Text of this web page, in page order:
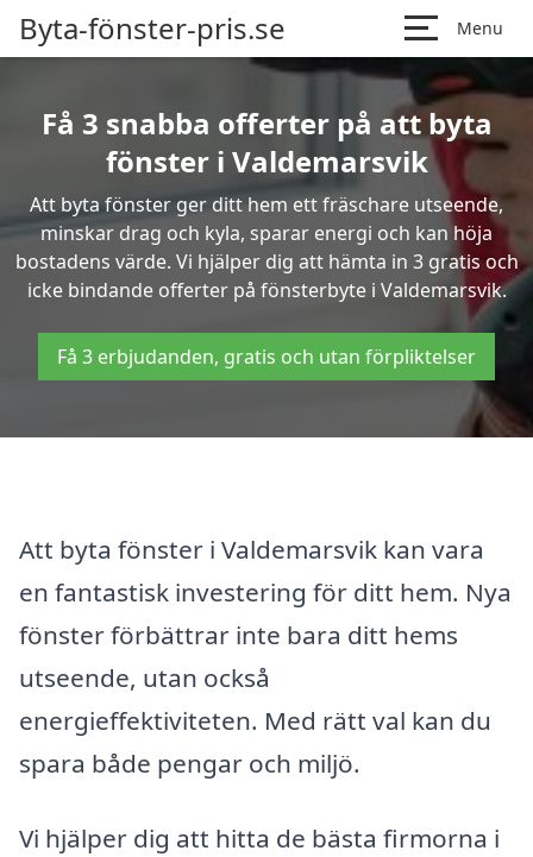
Byta-fönster-pris.se Menu
Få 3 snabba offerter på att byta
fönster i Valdemarsvik
Att byta fönster ger ditt hem ett fräschare utseende,
minskar drag och kyla, sparar energi och kan höja
bostadens värde. Vi hjälper dig att hämta in 3 gratis och
icke bindande offerter på fönsterbyte i Valdemarsvik.
Få 3 erbjudanden, gratis och utan förpliktelser
Att byta fönster i Valdemarsvik kan vara
en fantastisk investering för ditt hem. Nya
fönster förbättrar inte bara ditt hems
utseende, utan också
energieffektiviteten. Med rätt val kan du
spara både pengar och miljö.
Vi hjälper dig att hitta de bästa firmorna i